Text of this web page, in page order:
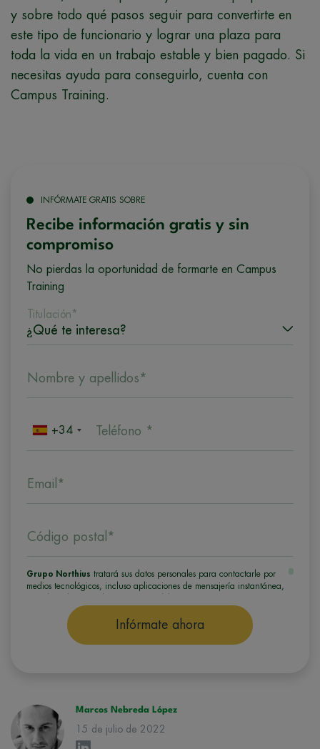
y sobre todo qué pasos seguir para convertirte en
este tipo de funcionario y lograr una plaza para
toda la vida en un trabajo estable y bien pagado. Si
necesitas ayuda para conseguirlo, cuenta con
Campus Training.
INFÓRMATE GRATIS SOBRE
Recibe información gratis y sin
compromiso
No pierdas la oportunidad de formarte en Campus
Training
Titulación*
Nombre y apellidos*
+34 Teléfono *
Email*
Código postal*
Grupo Northius tratará sus datos personales para contactarle por
medios tecnológicos, incluso aplicaciones de mensajería instantánea,
seleccionado o de otros directamente relacionados con el interés
manifestado y, en su caso, para tramitar la contratación
correspondiente. Compartiremos su solicitud con las empresas que
Grupo Northius, con el objeto de que estas puedan
Infórmate ahora
Marcos Nebreda López
15 de julio de 2022